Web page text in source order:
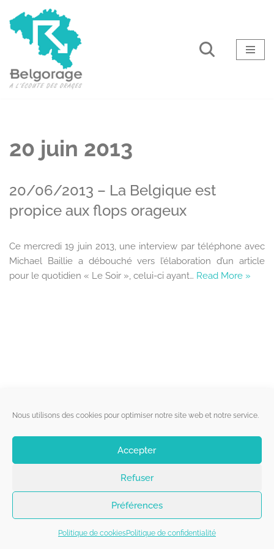
Nous utilisons des cookies pour optimiser notre site web et notre service.
Accepter
Refuser
Préférences
Politique de cookiesPolitique de confidentialité
Aller
20 juin 2013
20/06/2013 – La Belgique est
propice aux flops orageux
Ce mercredi 19 juin 2013, une interview par téléphone avec
Michael Baillie a débouché vers l’élaboration d’un article
pour le quotidien « Le Soir », celui-ci ayant… Read More »
Liens utiles
Qui sommes-nous ?
Politique de cookies
Copyright 2026 - Belgorage